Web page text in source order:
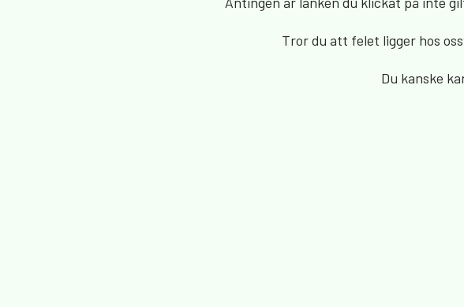
Tror du att felet ligger hos
Du kanske